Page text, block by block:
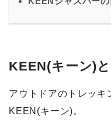
KEEN(キーン)
アウトドアのトレッキ
KEEN(キーン)。